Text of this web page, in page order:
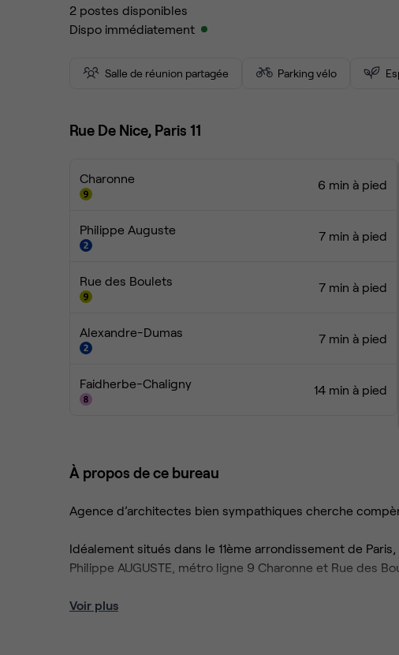
2 postes disponibles
Dispo immédiatement
Salle de réunion partagée Parking vélo
Rue De Nice, Paris 11
Charonne 6 min à pied
Philippe Auguste 7 min à pied
Rue des Boulets 7 min à pied
Alexandre-Dumas 7 min à pied
Faidherbe-Chaligny
14 min à pied
À propos de ce bureau
Agence d’architectes bien sympathiques cherche
Idéalement situés dans le 11ème arrondissement de
Philippe AUGUSTE, métro ligne 9 Charonne et Rue des
On cherche 1 (ou 2) coworker(s) pour 1 (ou 2) poste(s) à louer (Architecte, déco, paysagiste ou similaire) sur un
Voir plus